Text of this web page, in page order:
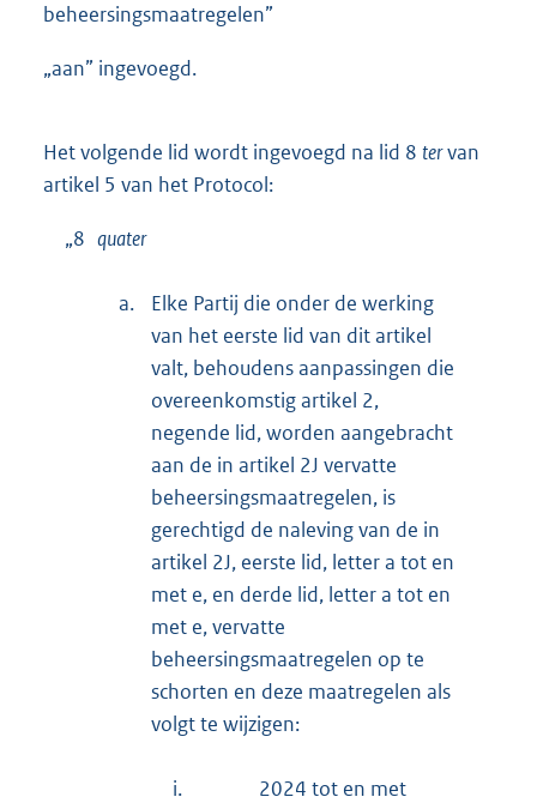
beheersingsmaatregelen”
„aan” ingevoegd.
Het volgende lid wordt ingevoegd na lid 8 tervan
artikel 5 van het Protocol:
„8 quater
a.
Elke Partij die onder de werking
van het eerste lid van dit artikel
valt, behoudens aanpassingen die
overeenkomstig artikel 2,
negende lid, worden aangebracht
aan de in artikel 2J vervatte
beheersingsmaatregelen, is
gerechtigd de naleving van de in
artikel 2J, eerste lid, letter a tot en
met e, en derde lid, letter a tot en
met e, vervatte
beheersingsmaatregelen op te
schorten en deze maatregelen als
volgt te wijzigen:
i.
2024 tot en met